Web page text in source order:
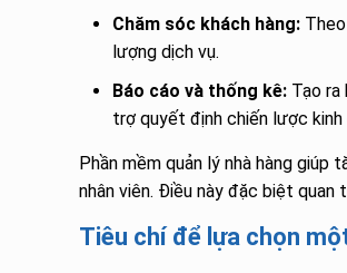
Chăm sóc khách hàng:Theo
lượng dịch vụ.
Báo cáo và thống kê:Tạo ra
trợ quyết định chiến lược kinh
Phần mềm quản lý nhà hàng giúp
nhân viên. Điều này đặc biệt quan
Tiêu chí để lựa chọn